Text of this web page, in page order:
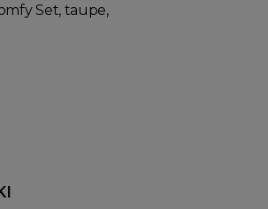
Set, taupe,